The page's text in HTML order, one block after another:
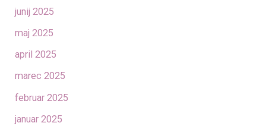
junij 2025
maj 2025
april 2025
marec 2025
februar 2025
januar 2025